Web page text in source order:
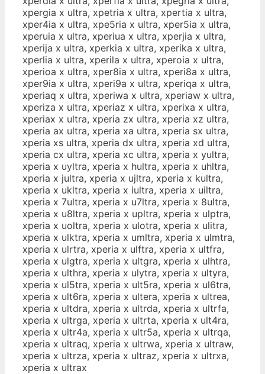
xpergia x ultra, xpetria x ultra, xpertia x ultra,
xper4ia x ultra, xpe5ria x ultra, xper5ia x ultra,
xperuia x ultra, xperiua x ultra, xperjia x ultra,
xperija x ultra, xperkia x ultra, xperika x ultra,
xperlia x ultra, xperila x ultra, xperoia x ultra,
xperioa x ultra, xper8ia x ultra, xperi8a x ultra,
xper9ia x ultra, xperi9a x ultra, xperiqa x ultra,
xperiaq x ultra, xperiwa x ultra, xperiaw x ultra,
xperiza x ultra, xperiaz x ultra, xperixa x ultra,
xperiax x ultra, xperia zx ultra, xperia xz ultra,
xperia ax ultra, xperia xa ultra, xperia sx ultra,
xperia xs ultra, xperia dx ultra, xperia xd ultra,
xperia cx ultra, xperia xc ultra, xperia x yultra,
xperia x uyltra, xperia x hultra, xperia x uhltra,
xperia x jultra, xperia x ujltra, xperia x kultra,
xperia x ukltra, xperia x iultra, xperia x uiltra,
xperia x 7ultra, xperia x u7ltra, xperia x 8ultra,
xperia x u8ltra, xperia x upltra, xperia x ulptra,
xperia x uoltra, xperia x ulotra, xperia x ulitra,
xperia x ulktra, xperia x umltra, xperia x ulmtra,
xperia x ulrtra, xperia x ulftra, xperia x ultfra,
xperia x ulgtra, xperia x ultgra, xperia x ulhtra,
xperia x ulthra, xperia x ulytra, xperia x ultyra,
xperia x ul5tra, xperia x ult5ra, xperia x ul6tra,
xperia x ult6ra, xperia x ultera, xperia x ultrea,
xperia x ultdra, xperia x ultrda, xperia x ultrfa,
xperia x ultrga, xperia x ultrta, xperia x ult4ra,
xperia x ultr4a, xperia x ultr5a, xperia x ultrqa,
xperia x ultraq, xperia x ultrwa, xperia x ultraw,
xperia x ultrza, xperia x ultraz, xperia x ultrxa,
xperia x ultrax